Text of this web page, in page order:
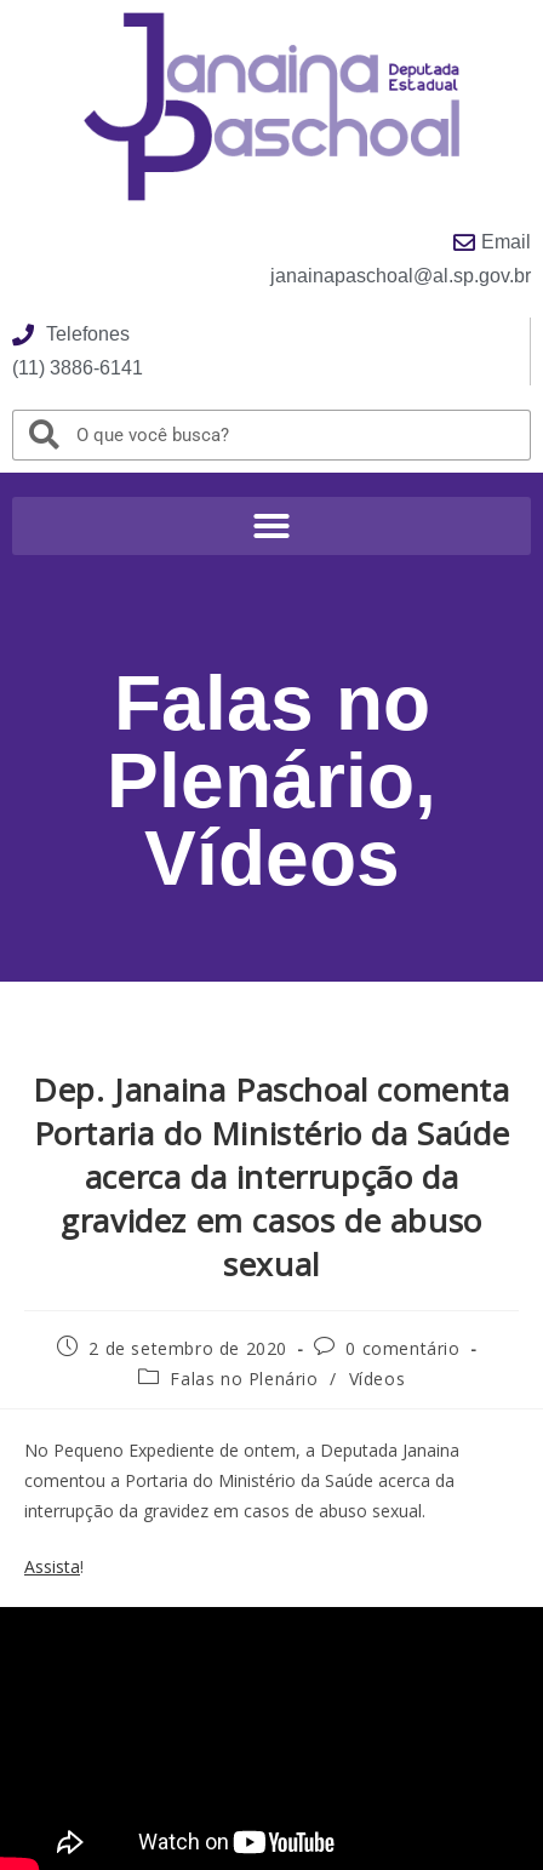
Email
janainapaschoal@al.sp.gov.br
Telefones
(11) 3886-6141
Falas no
Plenário,
Vídeos
Dep. Janaina Paschoal comenta
Portaria do Ministério da Saúde
acerca da interrupção da
gravidez em casos de abuso
sexual
2 de setembro de 2020
0 comentário
Falas no Plenário / Vídeos
No Pequeno Expediente de ontem, a Deputada Janaina
comentou a Portaria do Ministério da Saúde acerca da
interrupção da gravidez em casos de abuso sexual.
Assista!